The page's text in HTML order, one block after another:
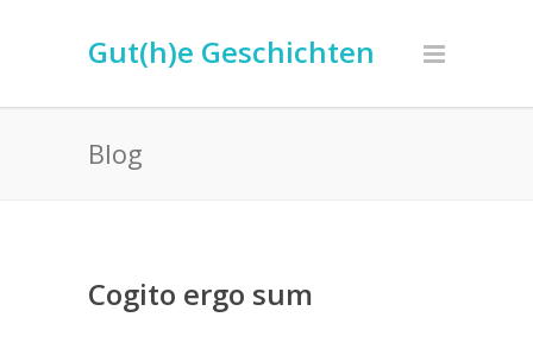
Gut(h)e Geschichten
Blog
Cogito ergo sum